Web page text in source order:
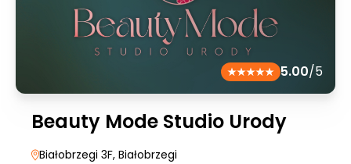
5.00/5
Beauty Mode Studio Urody
Białobrzegi 3F, Białobrzegi